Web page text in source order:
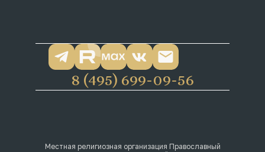
Местная религиозная организация Православный
8 (495) 699-09-56